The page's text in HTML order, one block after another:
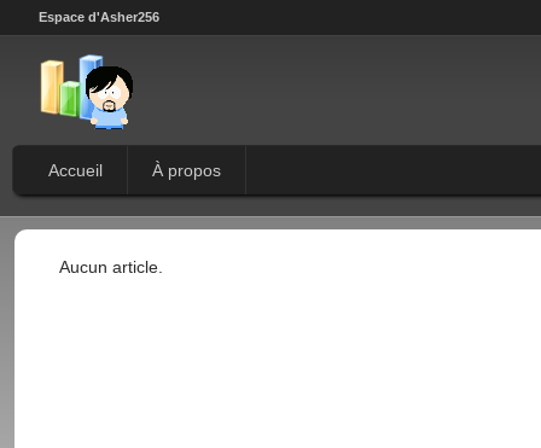
Espace d'Asher256
Accueil À propos
Aucun article.